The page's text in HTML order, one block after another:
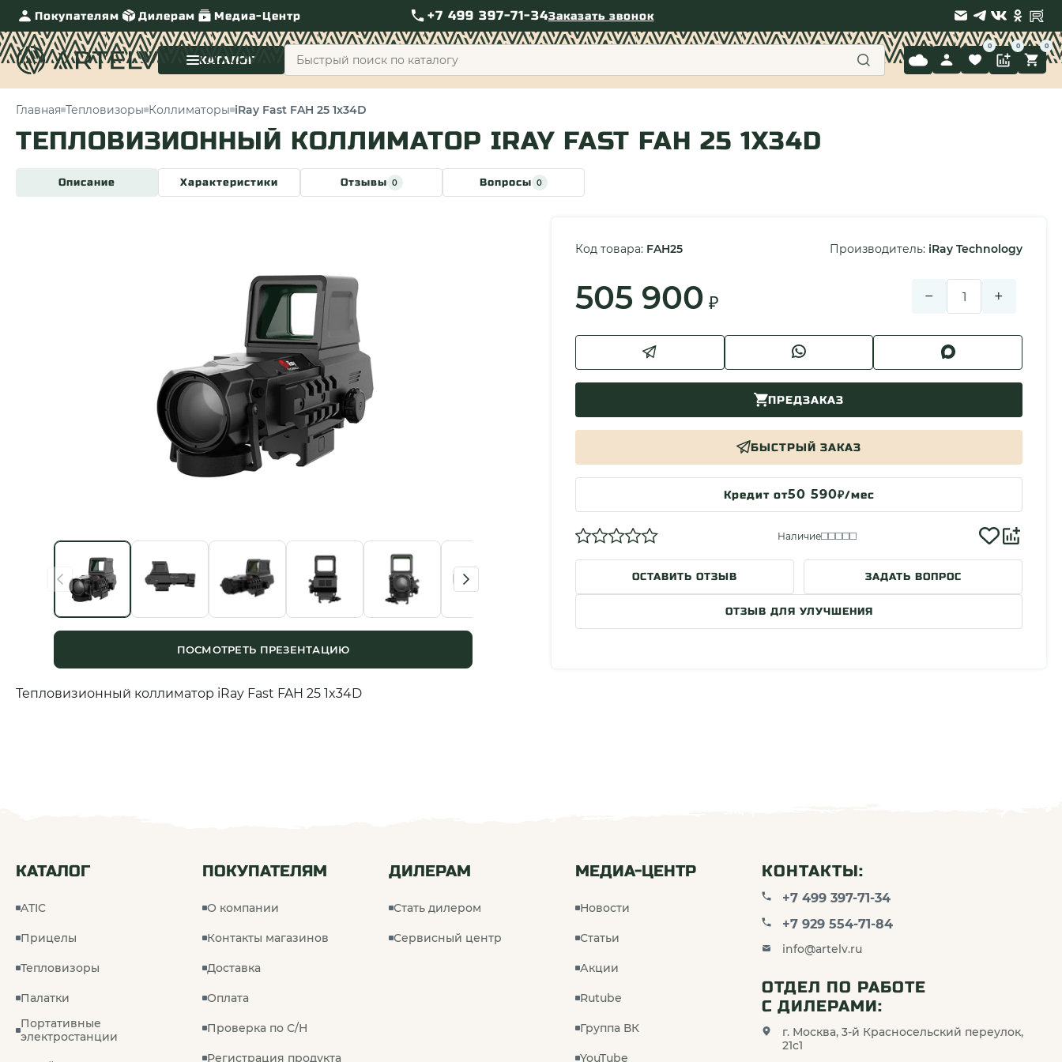
Покупателям Дилерам Медиа-Центр +7 499 397-71-34Заказать звонок
КАТАЛОГ
Главная Тепловизоры Коллиматоры iRay Fast FAH 25 1x34D
ТЕПЛОВИЗИОННЫЙ КОЛЛИМАТОР IRAY FAST FAH 25 1X34D
Описание Характеристики Отзывы 0 Вопросы 0
ПОСМОТРЕТЬ ПРЕЗЕНТАЦИЮ
Код товара: FAH25 Производитель: iRay Technology
505 900 ₽ − +
ПРЕДЗАКАЗ
БЫСТРЫЙ ЗАКАЗ
Кредит от50 590₽/мес
Наличие
ОСТАВИТЬ ОТЗЫВ ЗАДАТЬ ВОПРОС
ОТЗЫВ ДЛЯ УЛУЧШЕНИЯ
Тепловизионный коллиматор iRay Fast FAH 25 1x34D
КАТАЛОГ
ATIC
Прицелы
Тепловизоры
Палатки
Портативные
электростанции
ПОКУПАТЕЛЯМ
О компании
Контакты магазинов
Доставка
Оплата
Проверка по С/Н
Регистрация продукта
ДИЛЕРАМ
Стать дилером
Сервисный центр
МЕДИА-ЦЕНТР
Новости
Статьи
Акции
Rutube
Группа ВК
YouTube
КОНТАКТЫ:
+7 499 397-71-34
+7 929 554-71-84
info@artelv.ru
ОТДЕЛ ПО РАБОТЕ
С ДИЛЕРАМИ:
г. Москва, 3-й Красносельский переулок,
21с1